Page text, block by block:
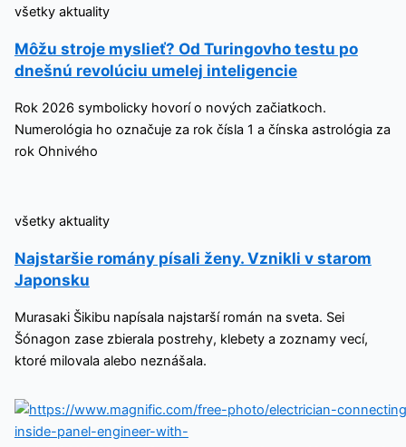
všetky aktuality
Môžu stroje myslieť? Od Turingovho testu po
dnešnú revolúciu umelej inteligencie
Rok 2026 symbolicky hovorí o nových začiatkoch.
Numerológia ho označuje za rok čísla 1 a čínska astrológia za
rok Ohnivého
všetky aktuality
Najstaršie romány písali ženy. Vznikli v starom
Japonsku
Murasaki Šikibu napísala najstarší román na sveta. Sei
Šónagon zase zbierala postrehy, klebety a zoznamy vecí,
ktoré milovala alebo neznášala.